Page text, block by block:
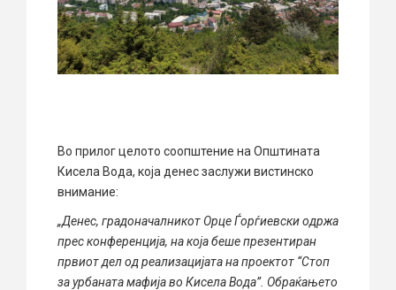
Во прилог целото соопштение на Општината
Кисела Вода, која денес заслужи вистинско
внимание:
„Денес, градоначалникот Орце Ѓорѓиевски одржа
прес конференција, на која беше презентиран
првиот дел од реализацијата на проектот “Стоп
за урбаната мафија во Кисела Вода”. Обраќањето